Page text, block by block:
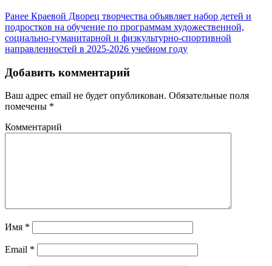
Навигация
по
записям
Ранее Предыдущая
запись:
Краевой Дворец творчества объявляет набор детей и
подростков на обучение по программам художественной,
социально-гуманитарной и физкультурно-спортивной
направленностей в 2025-2026 учебном году
Добавить комментарий
Ваш адрес email не будет опубликован. Обязательные поля
помечены *
Комментарий
Имя *
Email *